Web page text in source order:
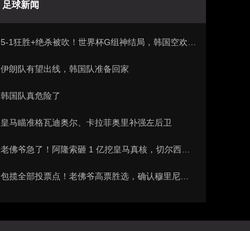
足球新闻
5-1狂胜+绝杀被吹！世界杯G组神结局，韩国空欢喜 比利时逆袭成第1
伊朗队有望出线，韩国队准备回家
韩国队真危险了
皇马瞄准格瓦迪奥尔、卡拉菲奥里补强左后卫
老佛爷急了！阿隆索砸 1 亿挖皇马真核，切尔西截胡利物浦阿森纳
包揽全部投票点！老佛爷高票胜选，确认穆里尼奥重返伯纳乌执教